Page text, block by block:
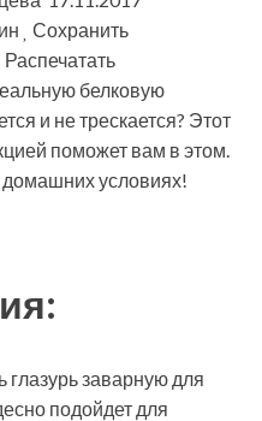
Сохранить
Распечатать
белковую
и не трескается? Этот
поможет вам в этом.
условиях!
глазурь заварную для
подойдет для